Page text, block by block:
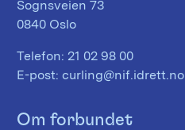
Sognsveien 73
0840 Oslo
Telefon: 21 02 98 00
E-post: curling@nif.idrett.no
Om forbundet